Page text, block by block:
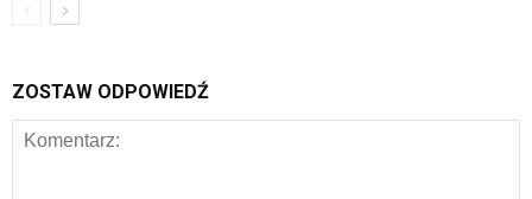
ZOSTAW ODPOWIEDŹ